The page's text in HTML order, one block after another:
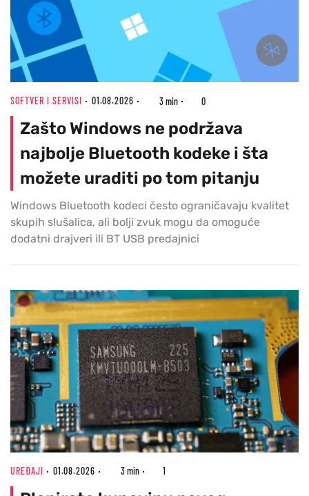
SOFTVER I SERVISI 01.08.2026 3 min 0
Zašto Windows ne podržava
najbolje Bluetooth kodeke i šta
možete uraditi po tom pitanju
Windows Bluetooth kodeci često ograničavaju kvalitet
skupih slušalica, ali bolji zvuk mogu da omoguće
dodatni drajveri ili BT USB predajnici
UREĐAJI 01.08.2026 3 min 1